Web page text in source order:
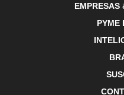
EMPRESAS
PYME